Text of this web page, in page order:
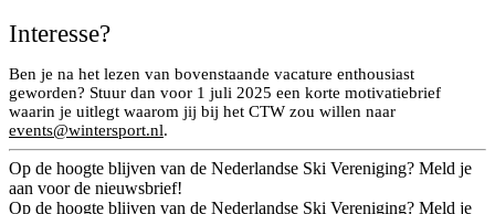
Interesse?
Ben je na het lezen van bovenstaande vacature enthousiast
geworden? Stuur dan voor 1 juli 2025 een korte motivatiebrief
waarin je uitlegt waarom jij bij het CTW zou willen naar
events@wintersport.nl.
Op de hoogte blijven van de Nederlandse Ski Vereniging? Meld je
aan voor de nieuwsbrief!
Op de hoogte blijven van de Nederlandse Ski Vereniging? Meld je